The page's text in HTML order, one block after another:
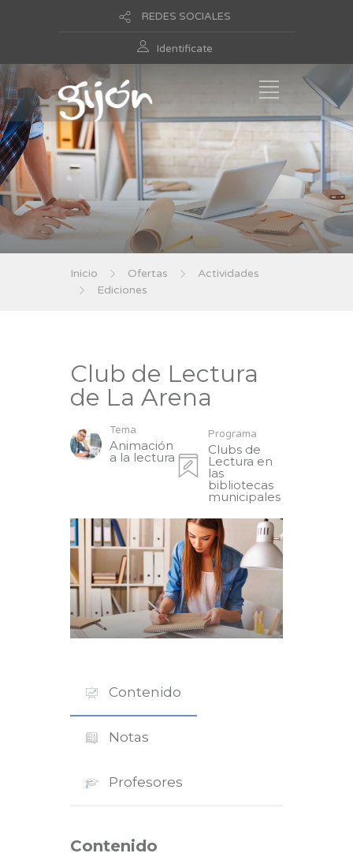
REDES SOCIALES
Identificate
Inicio Ofertas
Actividades
Ediciones
Club de Lectura
de La Arena
Tema
Animación
a la lectura
Programa
Clubs de
Lectura en
las
bibliotecas
municipales
Contenido
Notas
Profesores
Contenido